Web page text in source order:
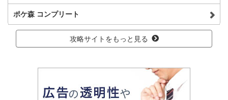
ポケ森 コンプリート
攻略サイトをもっと見る